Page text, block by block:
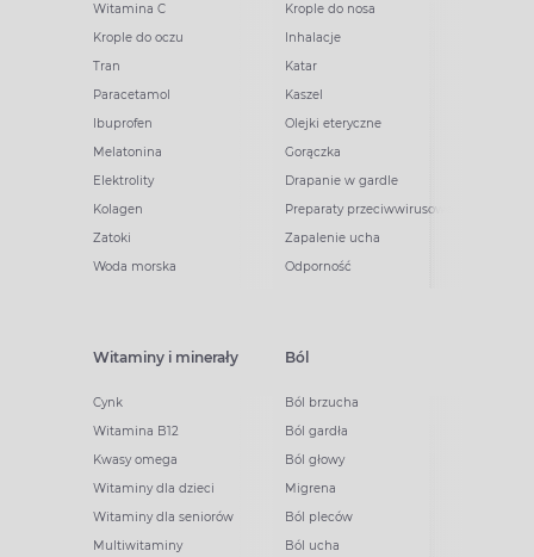
Witamina C
Krople do oczu
Tran
Paracetamol
Ibuprofen
Melatonina
Elektrolity
Kolagen
Zatoki
Woda morska
Krople do nosa
Inhalacje
Katar
Kaszel
Olejki eteryczne
Gorączka
Drapanie w gardle
Preparaty przeciwwirusowe
Zapalenie ucha
Odporność
Witaminy i minerały
Cynk
Witamina B12
Kwasy omega
Witaminy dla dzieci
Witaminy dla seniorów
Multiwitaminy
Ból
Ból brzucha
Ból gardła
Ból głowy
Migrena
Ból pleców
Ból ucha